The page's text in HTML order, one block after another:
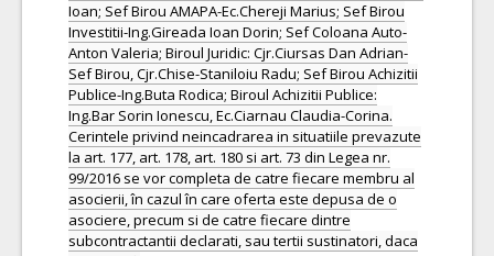
Ioan; Sef Birou AMAPA-Ec.Chereji Marius; Sef Birou
Investitii-Ing.Gireada Ioan Dorin; Sef Coloana Auto-
Anton Valeria; Biroul Juridic: Cjr.Ciursas Dan Adrian-
Sef Birou, Cjr.Chise-Staniloiu Radu; Sef Birou Achizitii
Publice-Ing.Buta Rodica; Biroul Achizitii Publice:
Ing.Bar Sorin Ionescu, Ec.Ciarnau Claudia-Corina.
Cerintele privind neincadrarea in situatiile prevazute
la art. 177, art. 178, art. 180 si art. 73 din Legea nr.
99/2016 se vor completa de catre fiecare membru al
asocierii, în cazul în care oferta este depusa de o
asociere, precum si de catre fiecare dintre
subcontractantii declarati, sau tertii sustinatori, daca